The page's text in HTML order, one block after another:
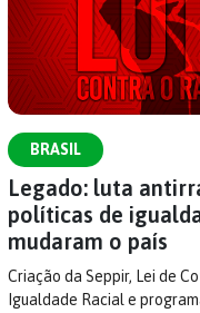
BRASIL
Legado: luta
políticas de
mudaram o país
Criação da Seppir, Lei de
Igualdade Racial e